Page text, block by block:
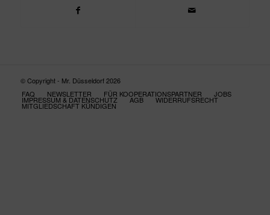
© Copyright - Mr. Düsseldorf 2026
FAQ
NEWSLETTER FÜR KOOPERATIONSPARTNER JOBS
IMPRESSUM & DATENSCHUTZ AGB WIDERRUFSRECHT
MITGLIEDSCHAFT KÜNDIGEN